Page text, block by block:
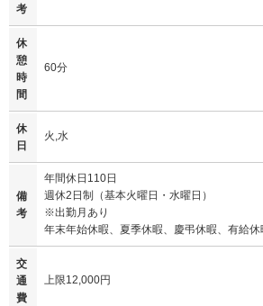
考
休
憩
時
間
60分
休
日
火,水
備
考
年間休日110日
週休2日制（基本火曜日・水曜日）
※出勤月あり
年末年始休暇、夏季休暇、慶弔休暇、有給休
交
通
費
上限12,000円